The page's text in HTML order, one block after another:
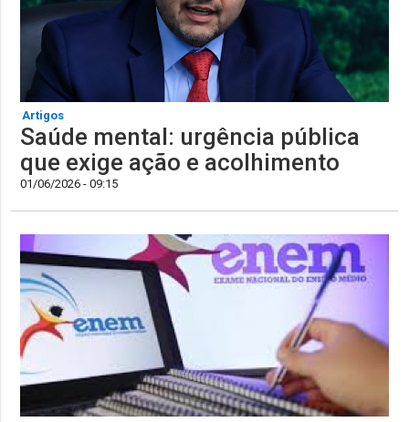
Artigos
Saúde mental: urgência pública
que exige ação e acolhimento
01/06/2026 - 09:15